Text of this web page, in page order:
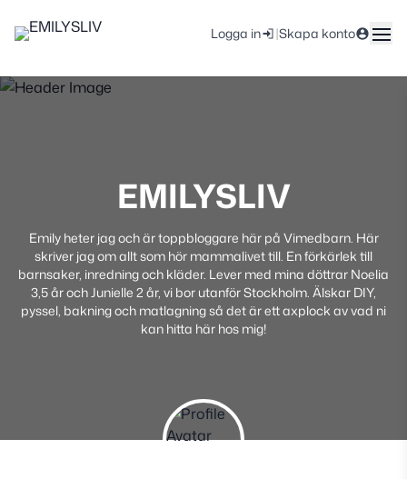
Logga in |Skapa konto
EMILYSLIV
Emily heter jag och är toppbloggare här på Vimedbarn. Här
skriver jag om allt som hör mammalivet till. En förkärlek till
barnsaker, inredning och kläder. Lever med mina döttrar Noelia
3,5 år och Junielle 2 år, vi bor utanför Stockholm. Älskar DIY,
pyssel, bakning och matlagning så det är ett axplock av vad ni
kan hitta här hos mig!